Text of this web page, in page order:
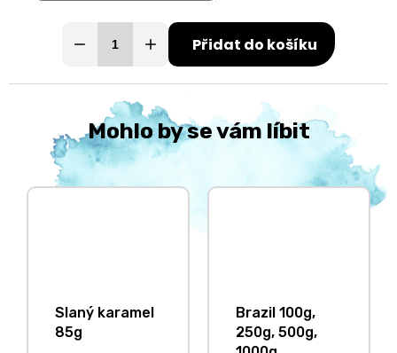
Přidat do košíku
Mohlo by se vám líbit
Slaný karamel
85g
Brazil 100g,
250g, 500g,